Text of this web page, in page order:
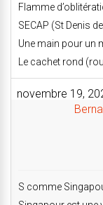
Flamme
SECAP (St Denis
Une main pour un
Le cachet rond
novembre 19,
S comme